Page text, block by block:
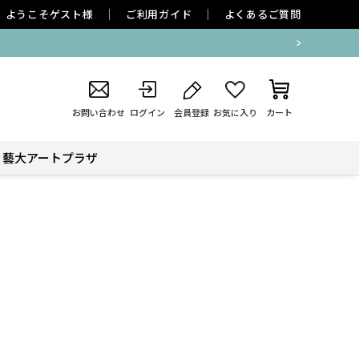
ようこそゲスト様 ご利用ガイド よくあるご質問
お問い合わせ ログイン 会員登録 お気に入り カート
藝大アートプラザ